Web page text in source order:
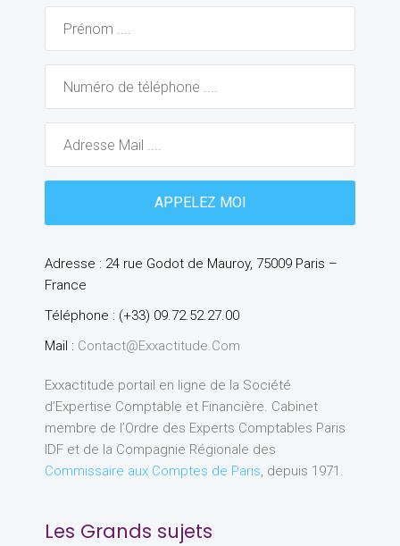
Adresse : 24 rue Godot de Mauroy, 75009 Paris –
France
Téléphone : (+33) 09.72.52.27.00
Mail : Contact@exxactitude.com
Exxactitude portail en ligne de la Société
d’Expertise Comptable et Financière. Cabinet
membre de l’Ordre des Experts Comptables Paris
IDF et de la Compagnie Régionale des
Commissaire aux Comptes de Paris, depuis 1971.
Les Grands sujets